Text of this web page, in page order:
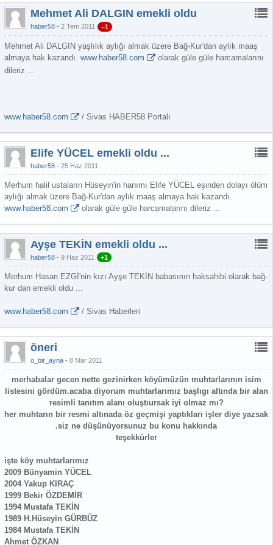
Mehmet Ali DALGIN emekli oldu
haber58 2 Tem 2011 −1
Mehmet Ali DALGIN yaşlılık aylığı almak üzere Bağ-Kur'dan aylık maaş
almaya hak kazandı. www.haber58.com
olarak güle güle harcamalarını
dileriz ...
www.haber58.com / Sivas HABER58 Portalı
Elife YÜCEL emekli oldu ...
haber58 25 Haz 2011
Merhum halil ustaların Hüseyin'in hanımı Elife YÜCEL eşinden dolayı ölüm
aylığı almak üzere Bağ-Kur'dan aylık maaş almaya hak kazandı.
www.haber58.com
olarak güle güle harcamalarını dileriz ...
Ayşe TEKİN emekli oldu ...
haber58 9 Haz 2011 +1
Merhum Hasan EZGİ'nin kızı Ayşe TEKİN babasının haksahibi olarak bağ-
kur dan emekli oldu ...
www.haber58.com / Sivas Haberleri
öneri
o_bir_ayna 8 Mar 2011
merhabalar gecen nette gezinirken köyümüzün muhtarlarının isim
listesini gördüm.acaba diyorum muhtarlarımız başlıgı altında bir alan
resimli tanıtım alanı oluştıursak iyi olmaz mı?
her muhtarın bir resmi altınada öz geçmişi yaptıkları işler diye yazsak
.siz ne düşünüyorsunuz bu konu hakkında
teşekkürler
işte köy muhtarlarımız
2009 Bünyamin YÜCEL
2004 Yakup KIRAÇ
1999 Bekir ÖZDEMİR
1994 Mustafa TEKİN
1989 H.Hüseyin GÜRBÜZ
1984 Mustafa TEKİN
Ahmet ÖZKAN